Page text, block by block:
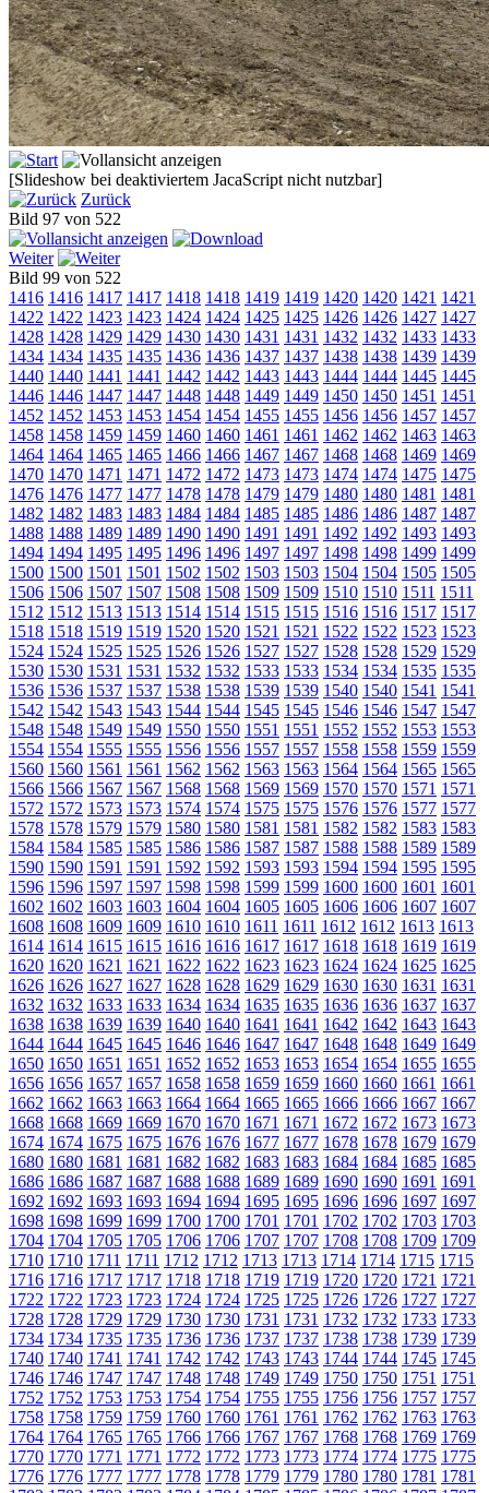
[Slideshow bei deaktiviertem JacaScript nicht nutzbar]
Zurück
Bild 97 von 522
Weiter
Bild 99 von 522
1416 1416 1417 1417 1418 1418 1419 1419 1420 1420 1421 1421
1422 1422 1423 1423 1424 1424 1425 1425 1426 1426 1427 1427
1428 1428 1429 1429 1430 1430 1431 1431 1432 1432 1433 1433
1434 1434 1435 1435 1436 1436 1437 1437 1438 1438 1439 1439
1440 1440 1441 1441 1442 1442 1443 1443 1444 1444 1445 1445
1446 1446 1447 1447 1448 1448 1449 1449 1450 1450 1451 1451
1452 1452 1453 1453 1454 1454 1455 1455 1456 1456 1457 1457
1458 1458 1459 1459 1460 1460 1461 1461 1462 1462 1463 1463
1464 1464 1465 1465 1466 1466 1467 1467 1468 1468 1469 1469
1470 1470 1471 1471 1472 1472 1473 1473 1474 1474 1475 1475
1476 1476 1477 1477 1478 1478 1479 1479 1480 1480 1481 1481
1482 1482 1483 1483 1484 1484 1485 1485 1486 1486 1487 1487
1488 1488 1489 1489 1490 1490 1491 1491 1492 1492 1493 1493
1494 1494 1495 1495 1496 1496 1497 1497 1498 1498 1499 1499
1500 1500 1501 1501 1502 1502 1503 1503 1504 1504 1505 1505
1506 1506 1507 1507 1508 1508 1509 1509 1510 1510 1511 1511
1512 1512 1513 1513 1514 1514 1515 1515 1516 1516 1517 1517
1518 1518 1519 1519 1520 1520 1521 1521 1522 1522 1523 1523
1524 1524 1525 1525 1526 1526 1527 1527 1528 1528 1529 1529
1530 1530 1531 1531 1532 1532 1533 1533 1534 1534 1535 1535
1536 1536 1537 1537 1538 1538 1539 1539 1540 1540 1541 1541
1542 1542 1543 1543 1544 1544 1545 1545 1546 1546 1547 1547
1548 1548 1549 1549 1550 1550 1551 1551 1552 1552 1553 1553
1554 1554 1555 1555 1556 1556 1557 1557 1558 1558 1559 1559
1560 1560 1561 1561 1562 1562 1563 1563 1564 1564 1565 1565
1566 1566 1567 1567 1568 1568 1569 1569 1570 1570 1571 1571
1572 1572 1573 1573 1574 1574 1575 1575 1576 1576 1577 1577
1578 1578 1579 1579 1580 1580 1581 1581 1582 1582 1583 1583
1584 1584 1585 1585 1586 1586 1587 1587 1588 1588 1589 1589
1590 1590 1591 1591 1592 1592 1593 1593 1594 1594 1595 1595
1596 1596 1597 1597 1598 1598 1599 1599 1600 1600 1601 1601
1602 1602 1603 1603 1604 1604 1605 1605 1606 1606 1607 1607
1608 1608 1609 1609 1610 1610 1611 1611 1612 1612 1613 1613
1614 1614 1615 1615 1616 1616 1617 1617 1618 1618 1619 1619
1620 1620 1621 1621 1622 1622 1623 1623 1624 1624 1625 1625
1626 1626 1627 1627 1628 1628 1629 1629 1630 1630 1631 1631
1632 1632 1633 1633 1634 1634 1635 1635 1636 1636 1637 1637
1638 1638 1639 1639 1640 1640 1641 1641 1642 1642 1643 1643
1644 1644 1645 1645 1646 1646 1647 1647 1648 1648 1649 1649
1650 1650 1651 1651 1652 1652 1653 1653 1654 1654 1655 1655
1656 1656 1657 1657 1658 1658 1659 1659 1660 1660 1661 1661
1662 1662 1663 1663 1664 1664 1665 1665 1666 1666 1667 1667
1668 1668 1669 1669 1670 1670 1671 1671 1672 1672 1673 1673
1674 1674 1675 1675 1676 1676 1677 1677 1678 1678 1679 1679
1680 1680 1681 1681 1682 1682 1683 1683 1684 1684 1685 1685
1686 1686 1687 1687 1688 1688 1689 1689 1690 1690 1691 1691
1692 1692 1693 1693 1694 1694 1695 1695 1696 1696 1697 1697
1698 1698 1699 1699 1700 1700 1701 1701 1702 1702 1703 1703
1704 1704 1705 1705 1706 1706 1707 1707 1708 1708 1709 1709
1710 1710 1711 1711 1712 1712 1713 1713 1714 1714 1715 1715
1716 1716 1717 1717 1718 1718 1719 1719 1720 1720 1721 1721
1722 1722 1723 1723 1724 1724 1725 1725 1726 1726 1727 1727
1728 1728 1729 1729 1730 1730 1731 1731 1732 1732 1733 1733
1734 1734 1735 1735 1736 1736 1737 1737 1738 1738 1739 1739
1740 1740 1741 1741 1742 1742 1743 1743 1744 1744 1745 1745
1746 1746 1747 1747 1748 1748 1749 1749 1750 1750 1751 1751
1752 1752 1753 1753 1754 1754 1755 1755 1756 1756 1757 1757
1758 1758 1759 1759 1760 1760 1761 1761 1762 1762 1763 1763
1764 1764 1765 1765 1766 1766 1767 1767 1768 1768 1769 1769
1770 1770 1771 1771 1772 1772 1773 1773 1774 1774 1775 1775
1776 1776 1777 1777 1778 1778 1779 1779 1780 1780 1781 1781